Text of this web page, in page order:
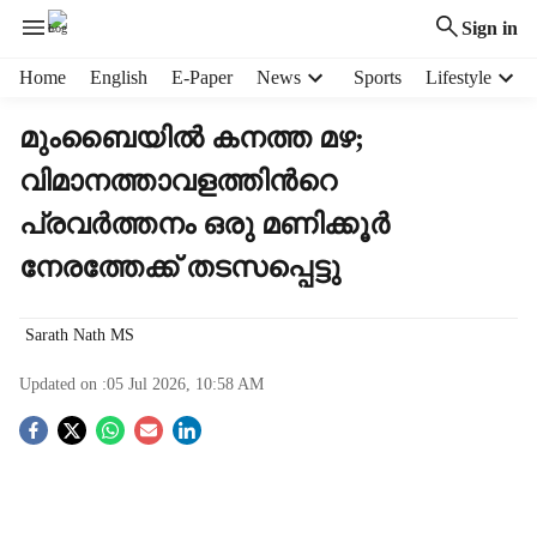
Sign in
Home English E-Paper News Sports Lifestyle
മുംബൈയിൽ കനത്ത മഴ;
വിമാനത്താവളത്തിന്‍റെ
പ്രവർത്തനം ഒരു മണിക്കൂർ
നേരത്തേക്ക് തടസപ്പെട്ടു
Sarath Nath MS
Updated on :05 Jul 2026, 10:58 AM
S